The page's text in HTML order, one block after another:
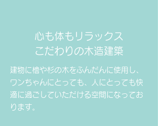
心も体もリラックス
​こだわりの木造建築
建物に檜や杉の木をふんだんに使用し、
ワンちゃんにとっても、人にとっても快
適に過ごしていただける空間になってお
ります。